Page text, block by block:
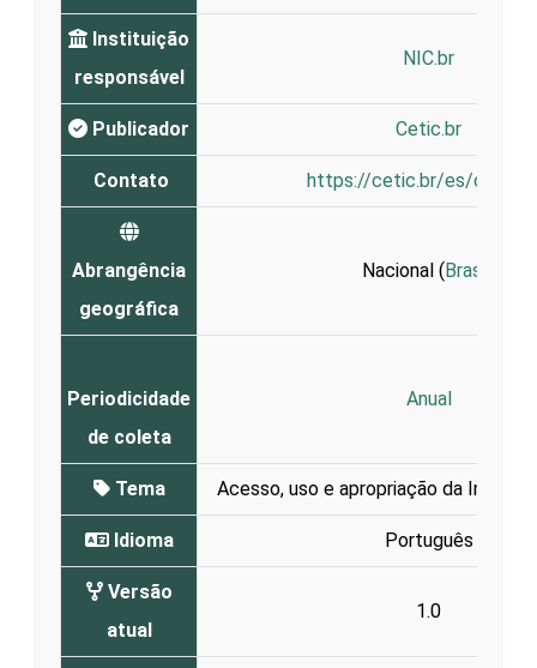
Instituição
responsável
NIC.br
Publicador Cetic.br
Contato https://cetic.br/es/
Abrangência
geográfica
Nacional (Brasil
Periodicidade
de coleta
Anual
Tema Acesso, uso e apropriação da
Idioma Português
Versão
atual
1.0